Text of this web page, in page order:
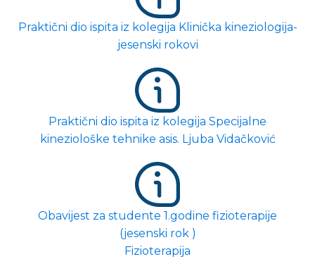
Praktični dio ispita iz kolegija Klinička kineziologija-
jesenski rokovi
Praktični dio ispita iz kolegija Specijalne
kineziološke tehnike asis. Ljuba Vidačković
Obavijest za studente 1.godine fizioterapije
(jesenski rok )
Fizioterapija